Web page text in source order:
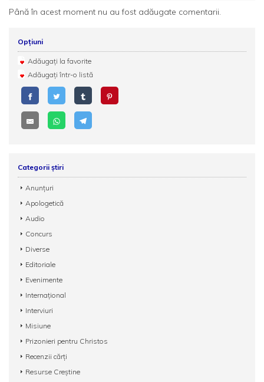
Până în acest moment nu au fost adăugate comentarii.
Opțiuni
Adăugați la favorite
Adăugați într-o listă
Categorii știri
Anunțuri
Apologetică
Audio
Concurs
Diverse
Editoriale
Evenimente
Internațional
Interviuri
Misiune
Prizonieri pentru Christos
Recenzii cărți
Resurse Creștine